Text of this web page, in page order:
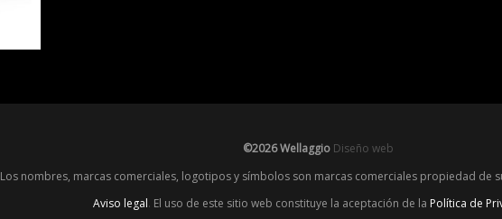
©2026 Wellaggio Diseño web
Los nombres, marcas comerciales, logotipos y símbolos son marcas comerciales propiedad de
Aviso legal. El uso de este sitio web constituye la aceptación de la Política de